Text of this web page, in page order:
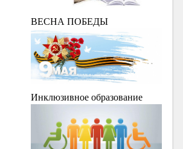
ВЕСНА ПОБЕДЫ
Инклюзивное образование